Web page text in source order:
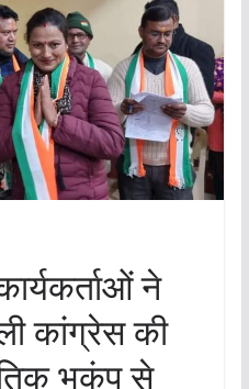
ने
कांग्रेस की
भूकंप से